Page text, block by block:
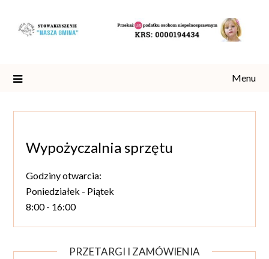
content
Menu
Wypożyczalnia sprzętu
Godziny otwarcia:
Poniedziałek - Piątek
8:00 - 16:00
PRZETARGI I ZAMÓWIENIA